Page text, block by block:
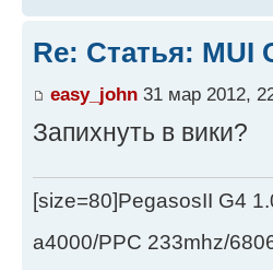
Re: Статья: MUI
easy_john 31 мар 2012,
Запихнуть в вики?
[size=80]PegasosII G4
a4000/PPC 233mhz/